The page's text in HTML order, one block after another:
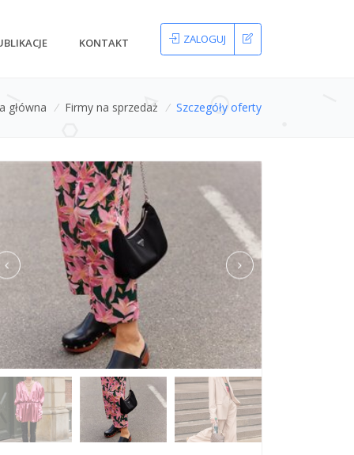
KONTAKT ZALOGUJ
główna / Firmy na sprzedaż / Szczegóły oferty